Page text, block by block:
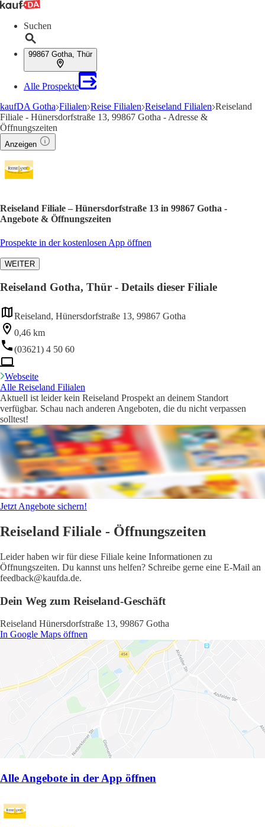
Suchen
99867 Gotha, Thür
Alle Prospekte
kaufDA Gotha Filialen Reise Filialen Reiseland Filialen Reiseland
Filiale - Hünersdorfstraße 13, 99867 Gotha - Adresse &
Öffnungszeiten
Anzeigen
Reiseland Filiale – Hünersdorfstraße 13 in 99867 Gotha -
Angebote & Öffnungszeiten
Prospekte in der kostenlosen App öffnen
WEITER
Reiseland Gotha, Thür - Details dieser Filiale
Reiseland, Hünersdorfstraße 13, 99867 Gotha
0,46 km
(03621) 4 50 60
Webseite
Alle Reiseland Filialen
Aktuell ist leider kein Reiseland Prospekt an deinem Standort
verfügbar. Schau nach anderen Angeboten, die du nicht verpassen
solltest!
Jetzt Angebote sichern!
Reiseland Filiale - Öffnungszeiten
Leider haben wir für diese Filiale keine Informationen zu
Öffnungszeiten. Du kannst uns helfen? Schreibe gerne eine E-Mail an
feedback@kaufda.de.
Dein Weg zum Reiseland-Geschäft
Reiseland Hünersdorfstraße 13, 99867 Gotha
In Google Maps öffnen
Alle Angebote in der App öffnen